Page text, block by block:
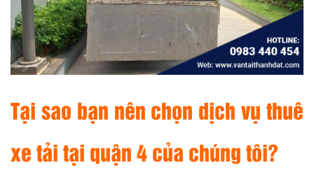
Tại sao bạn nên chọn dịch vụ thuê
xe tải tại quận 4 của chúng tôi?